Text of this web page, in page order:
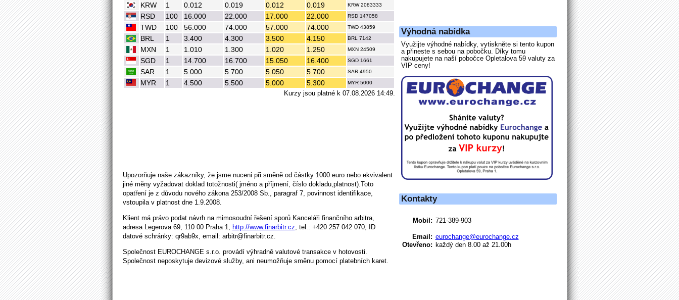
KRW 1 0.012 0.019 0.012 0.019 KRW 2083333
RSD 100 16.000 22.000 17.000 22.000 RSD 147058
TWD 100 56.000 74.000 57.000 74.000 TWD 43859
BRL 1 3.400 4.300 3.500 4.150 BRL 7142
MXN 1 1.010 1.300 1.020 1.250 MXN 24509
SGD 1 14.700 16.700 15.050 16.400 SGD 1661
SAR 1 5.000 5.700 5.050 5.700 SAR 4950
MYR 1 4.500 5.500 5.000 5.300 MYR 5000
Kurzy jsou platné k 07.08.2026 14:49.
Upozorňuje naše zákazníky, že jsme nuceni při směně od částky 1000 euro nebo ekvivalent
jiné měny vyžadovat doklad totožnosti( jméno a příjmení, číslo dokladu,platnost).Toto
opatření je z důvodu nového zákona 253/2008 Sb., paragraf 7, povinnost identifikace,
vstoupila v platnost dne 1.9.2008.
Klient má právo podat návrh na mimosoudní řešení sporů Kanceláři finančního arbitra,
adresa Legerova 69, 110 00 Praha 1,
http://www.finarbitr.cz , tel.: +420 257 042 070, ID
datové schránky: qr9ab9x, email: arbitr@finarbitr.cz.
Společnost EUROCHANGE s.r.o. provádí výhradně valutové transakce v hotovosti.
Společnost neposkytuje devizové služby, ani neumožňuje směnu pomocí platebních karet.
Výhodná nabídka
Využijte výhodné nabídky, vytiskněte si tento kupon
a přineste s sebou na pobočku. Díky tomu
nakupujete na naší pobočce Opletalova 59 valuty za
VIP ceny!
Kontakty
Mobil: 721-389-903
Email: eurochange@eurochange.cz
Otevřeno: každý den 8.00 až 21.00h